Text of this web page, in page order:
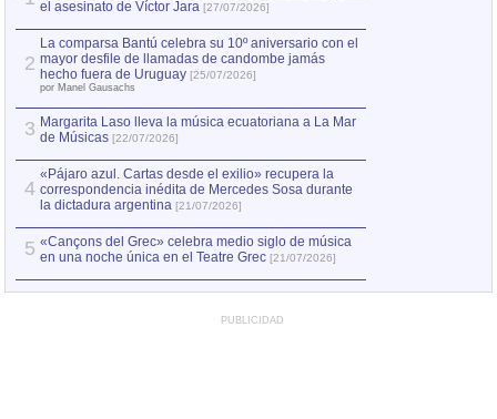
el asesinato de Víctor Jara [27/07/2026]
2
La comparsa Bantú celebra su 10º aniversario con el
mayor desfile de llamadas de candombe jamás
hecho fuera de Uruguay [25/07/2026]
por Manel Gausachs
3 Margarita Laso lleva la música ecuatoriana a La Mar
de Músicas [22/07/2026]
4
«Pájaro azul. Cartas desde el exilio» recupera la
correspondencia inédita de Mercedes Sosa durante
la dictadura argentina [21/07/2026]
5 «Cançons del Grec» celebra medio siglo de música
en una noche única en el Teatre Grec [21/07/2026]
PUBLICIDAD